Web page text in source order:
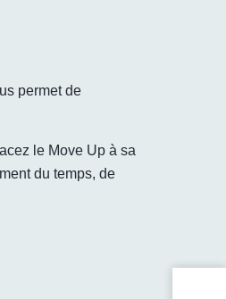
permet de
le Move Up à sa
du temps, de